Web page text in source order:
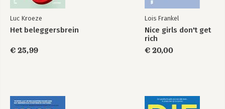
Luc Kroeze
Het beleggersbrein
€ 25,99
Lois Frankel
Nice girls don't get
rich
€ 20,00